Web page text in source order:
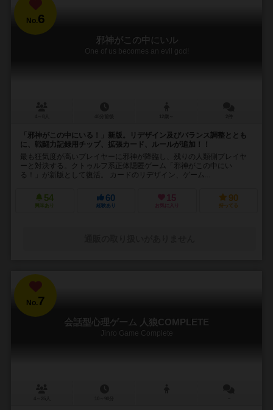
No.6
邪神がこの中にいル
One of us becomes an evil god!
「邪神がこの中にいる！」新版。リデザイン及びバランス調整ととも
に、戦闘力記録用チップ、拡張カード、ルールが追加！！
最も狂気度が高いプレイヤーに邪神が降臨し、残りの人類側プレイヤ
ーと対決する。クトゥルフ系正体隠匿ゲーム「邪神がこの中にい
る！」が新版として復活。 カードのリデザイン、ゲーム...
54
興味あり
60
経験あり
15
お気に入り
90
持ってる
No.7
会話型心理ゲーム 人狼COMPLETE
Jinro Game Complete